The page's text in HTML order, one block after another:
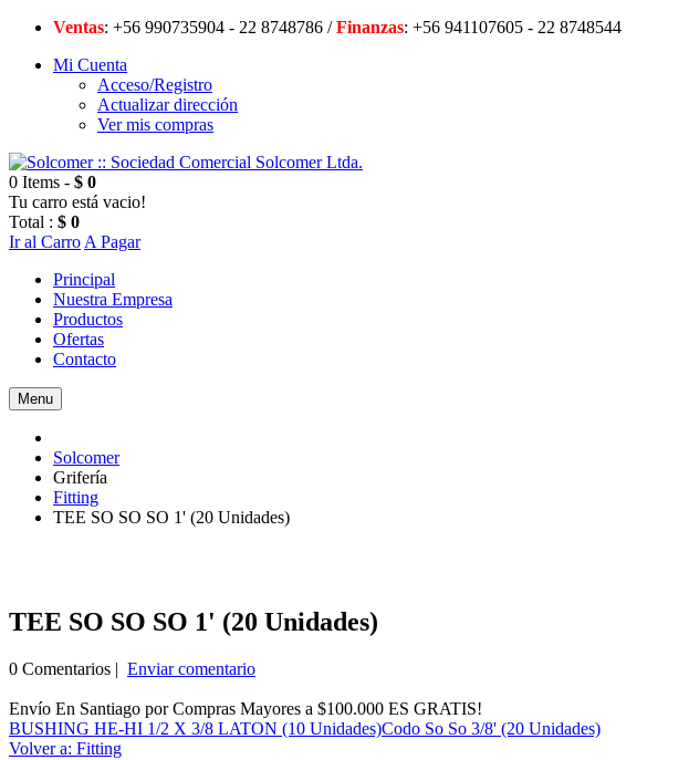
Ventas: +56 990735904 - 22 8748786 /Finanzas: +56 941107605 - 22 8748544
Mi Cuenta
Acceso/Registro
Actualizar dirección
Ver mis compras
0 Items - $ 0
Tu carro está vacio!
Total : $ 0
Ir al Carro A Pagar
Principal
Nuestra Empresa
Productos
Ofertas
Contacto
Menu
Solcomer
Grifería
Fitting
TEE SO SO SO 1' (20 Unidades)
TEE SO SO SO 1' (20 Unidades)
0 Comentarios | Enviar comentario
Envío En Santiago por Compras Mayores a $100.000 ES GRATIS!
BUSHING HE-HI 1/2 X 3/8 LATON (10 Unidades)Codo So So 3/8' (20 Unidades)
Volver a: Fitting